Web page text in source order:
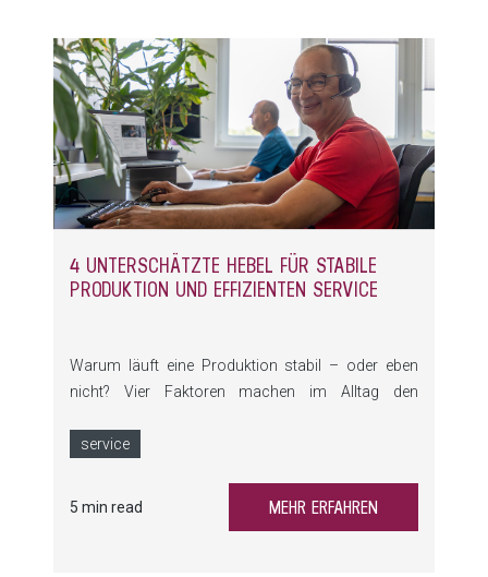
4 UNTERSCHÄTZTE HEBEL FÜR STABILE
PRODUKTION UND EFFIZIENTEN SERVICE
Warum läuft eine Produktion stabil – oder eben
nicht? Vier Faktoren machen im Alltag den
vorausschauende Vorbereitung, klare Abläufe und
service
5 min read MEHR ERFAHREN